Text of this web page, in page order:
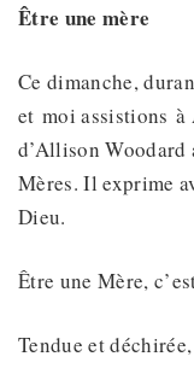
Être une mère
Ce dimanche,
et moi assistions à
d’Allison Woodard
Mères. Il exprime
Dieu.
Être une Mère,
Tendue et